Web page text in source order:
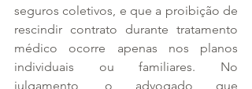
seguros coletivos, e que a proibição de
rescindir contrato durante tratamento
médico ocorre apenas nos planos
individuais ou familiares. No
julgamento, o advogado que